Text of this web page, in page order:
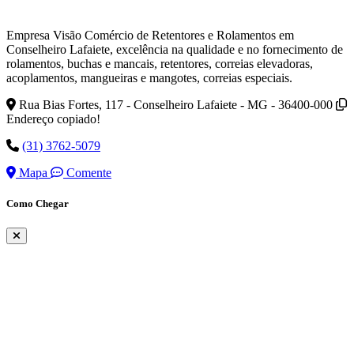
Empresa Visão Comércio de Retentores e Rolamentos em
Conselheiro Lafaiete, excelência na qualidade e no fornecimento de
rolamentos, buchas e mancais, retentores, correias elevadoras,
acoplamentos, mangueiras e mangotes, correias especiais.
Rua Bias Fortes, 117 - Conselheiro Lafaiete - MG - 36400-000
Endereço copiado!
(31) 3762-5079
Mapa
Comente
Como Chegar